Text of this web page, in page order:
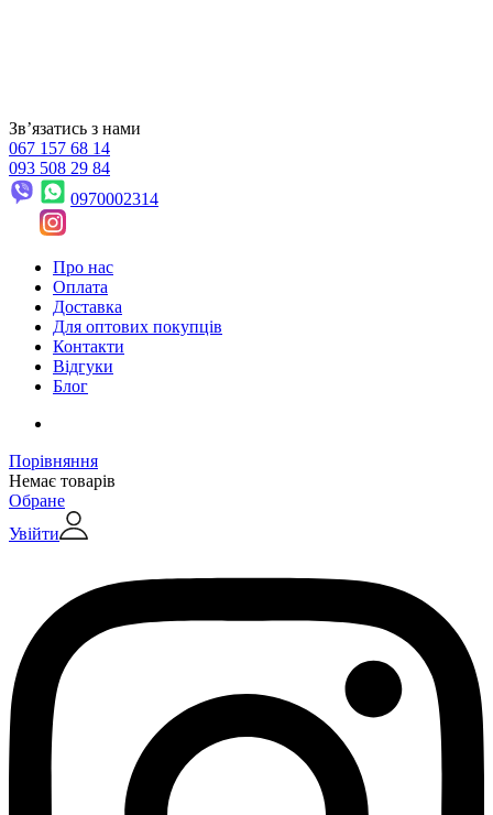
Звʼязатись з нами
067 157 68 14
093 508 29 84
0970002314
Про нас
Оплата
Доставка
Для оптових покупців
Контакти
Відгуки
Блог
Порівняння
Немає товарів
Обране
Увійти